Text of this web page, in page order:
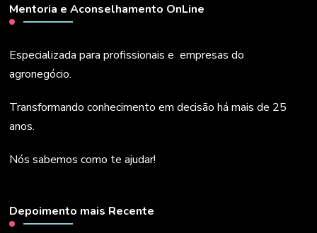
Mentoria e Aconselhamento OnLine
Especializada para profissionais e empresas do
agronegócio.
Transformando conhecimento em decisão há mais de 25
anos.
Nós sabemos como te ajudar!
Depoimento mais Recente